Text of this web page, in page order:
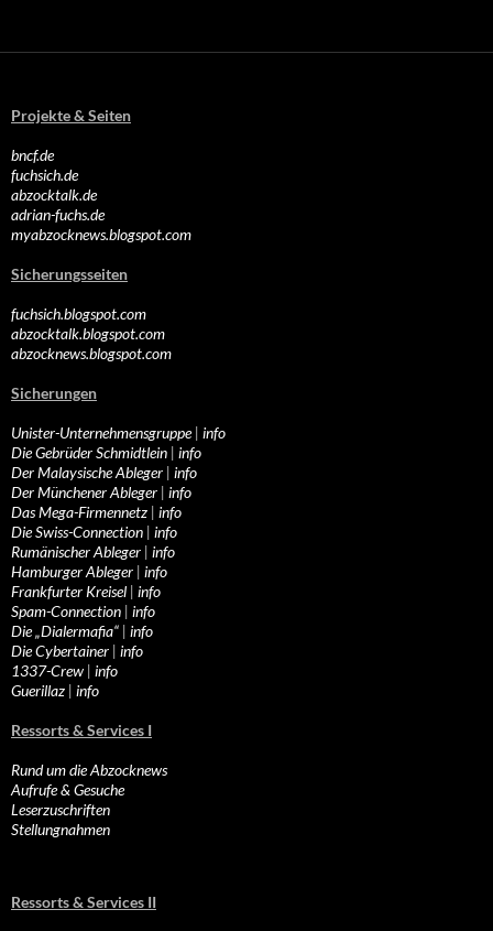
Projekte & Seiten
bncf.de
fuchsich.de
abzocktalk.de
adrian-fuchs.de
myabzocknews.blogspot.com
Sicherungsseiten
fuchsich.blogspot.com
abzocktalk.blogspot.com
abzocknews.blogspot.com
Sicherungen
Unister-Unternehmensgruppe| info
Die Gebrüder Schmidtlein | info
Der Malaysische Ableger | info
Der Münchener Ableger | info
Das Mega-Firmennetz | info
Die Swiss-Connection | info
Rumänischer Ableger | info
Hamburger Ableger | info
Frankfurter Kreisel | info
Spam-Connection | info
Die „Dialermafia“ | info
Die Cybertainer | info
1337-Crew | info
Guerillaz | info
Ressorts & Services I
Rund um die Abzocknews
Aufrufe & Gesuche
Leserzuschriften
Stellungnahmen
Ressorts & Services II